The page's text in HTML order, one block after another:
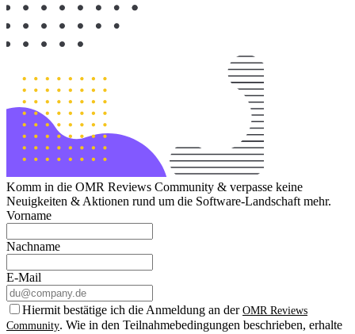
Komm in die OMR Reviews Community & verpasse keine
Neuigkeiten & Aktionen rund um die Software-Landschaft mehr.
Vorname
Nachname
E-Mail
Hiermit bestätige ich die Anmeldung an der OMR Reviews
Community. Wie in den Teilnahmebedingungen beschrieben, erhalte